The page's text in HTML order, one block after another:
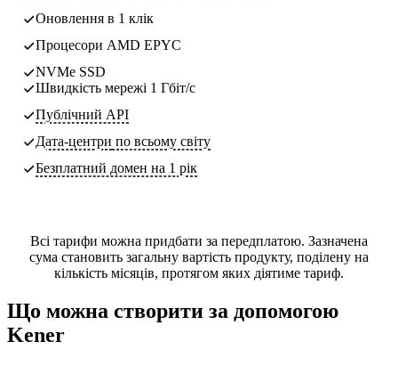
Оновлення в 1 клік
Процесори AMD EPYC
NVMe SSD
Швидкість мережі 1 Гбіт/с
Публічний API
Дата-центри по всьому світу
Безплатний домен на 1 рік
Всі тарифи можна придбати за передплатою. Зазначена
сума становить загальну вартість продукту, поділену на
кількість місяців, протягом яких діятиме тариф.
Що можна створити за допомогою
Kener